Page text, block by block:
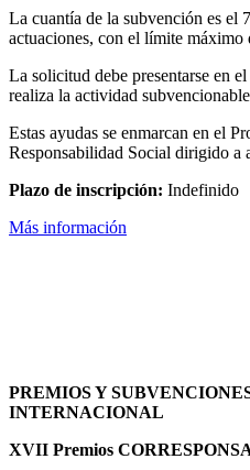
La cuantía de la subvención es el
actuaciones, con el límite máximo
La solicitud debe presentarse en
realiza la actividad
Estas ayudas se enmarcan en el
Responsabilidad Social dirigido a
Plazo de inscripción: Indefinido
Más información
PREMIOS Y
INTERNACIONAL
XVII Premios